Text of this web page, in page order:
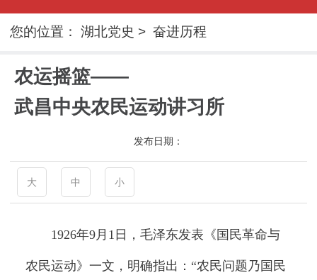
您的位置：湖北党史 >奋进历程
农运摇篮——
武昌中央农民运动讲习所
发布日期：
大 中 小
1926年9月1日，毛泽东发表《国民革命与
农民运动》一文，明确指出：“农民问题乃国民